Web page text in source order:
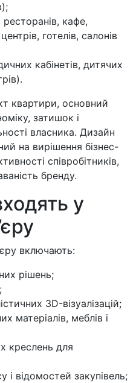
ресторанів, кафе,
готелів, салонів
кабінетів, дитячих
квартири, основний
затишок і
власника. Дизайн
на вирішення бізнес-
співробітників,
бренду.
у
включають:
рішень;
3D-візуалізацій;
матеріалів, меблів і
креслень для
і відомостей закупівель;